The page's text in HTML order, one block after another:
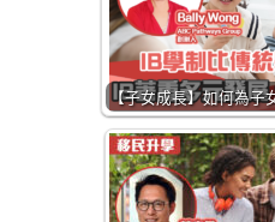
【子女成長】如何為子